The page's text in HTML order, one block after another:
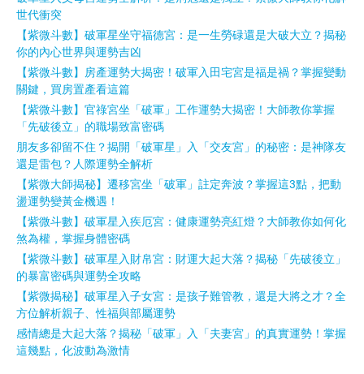
世代衝突
【紫微斗數】破軍星坐守福德宮：是一生勞碌還是大破大立？揭秘
你的內心世界與運勢吉凶
【紫微斗數】房產運勢大揭密！破軍入田宅宮是福是禍？掌握變動
關鍵，買房置產看這篇
【紫微斗數】官祿宮坐「破軍」工作運勢大揭密！大師教你掌握
「先破後立」的職場致富密碼
朋友多卻留不住？揭開「破軍星」入「交友宮」的秘密：是神隊友
還是雷包？人際運勢全解析
【紫微大師揭秘】遷移宮坐「破軍」註定奔波？掌握這3點，把動
盪運勢變黃金機遇！
【紫微斗數】破軍星入疾厄宮：健康運勢亮紅燈？大師教你如何化
煞為權，掌握身體密碼
【紫微斗數】破軍星入財帛宮：財運大起大落？揭秘「先破後立」
的暴富密碼與運勢全攻略
【紫微揭秘】破軍星入子女宮：是孩子難管教，還是大將之才？全
方位解析親子、性福與部屬運勢
感情總是大起大落？揭秘「破軍」入「夫妻宮」的真實運勢！掌握
這幾點，化波動為激情